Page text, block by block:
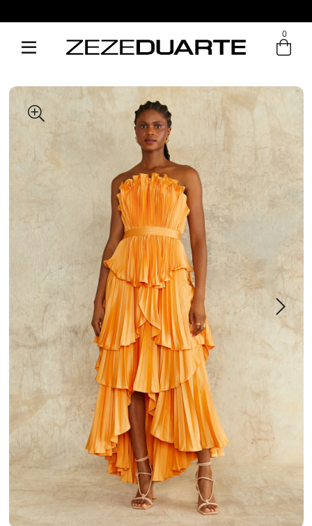
Entre com email ou cpf/cnpj
0